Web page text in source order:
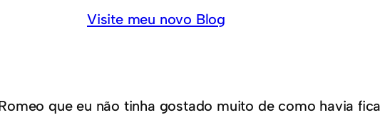
Visite meu novo Blog
que eu não tinha gostado muito de como havia